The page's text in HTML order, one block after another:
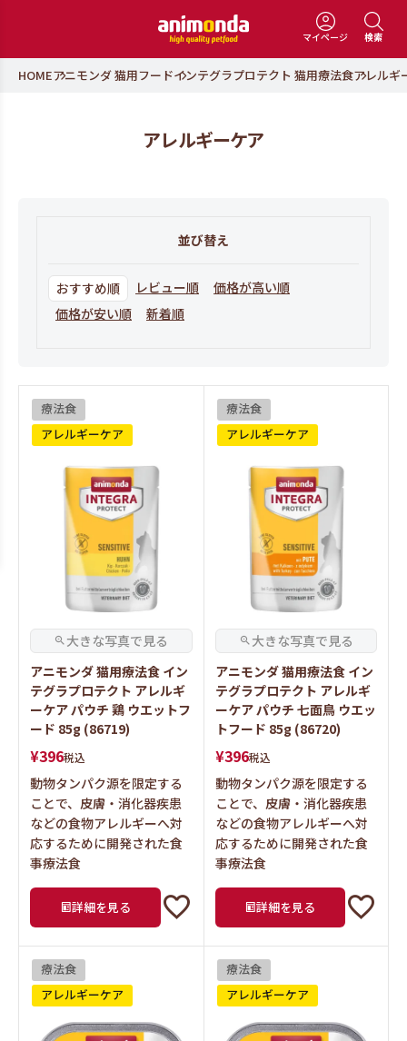
マイページ 検索
HOMEアニモンダ 猫用フードインテグラプロテクト 猫用療法食アレルギ
アレルギーケア
並び替え
おすすめ順 レビュー順
価格が高い順
価格が安い順
新着順
療法食
アレルギーケア
アニモンダ 猫用療法食 イン
テグラプロテクト アレルギ
ーケア パウチ 鶏 ウエットフ
ード 85g (86719)
¥396税込
動物タンパク源を限定する
ことで、皮膚・消化器疾患
などの食物アレルギーへ対
応するために開発された食
事療法食
詳細を見る
療法食
アレルギーケア
アニモンダ 猫用療法食 イン
テグラプロテクト アレルギ
ーケア パウチ 七面鳥 ウエッ
トフード 85g (86720)
¥396税込
動物タンパク源を限定する
ことで、皮膚・消化器疾患
などの食物アレルギーへ対
応するために開発された食
事療法食
詳細を見る
療法食
アレルギーケア
療法食
アレルギーケア